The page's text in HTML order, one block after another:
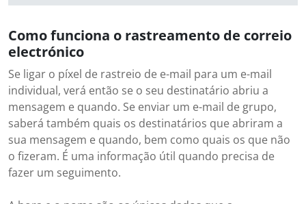
Como funciona o rastreamento de correio
electrónico
Se ligar o píxel de rastreio de e-mail para um e-mail
individual, verá então se o seu destinatário abriu a
mensagem e quando. Se enviar um e-mail de grupo,
saberá também quais os destinatários que abriram a
sua mensagem e quando, bem como quais os que não
o fizeram. É uma informação útil quando precisa de
fazer um seguimento.